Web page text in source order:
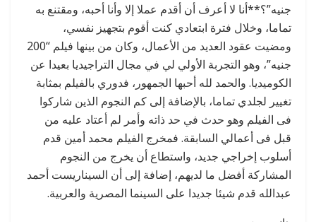
جنيه”؟**أنا لا أعرف أن أقدم عملا إلا وأنا أحبه، ومقتنع به
تماما، وخلال فترة ابتعادي كنت أقوم بتجهيز نفسي،
ومضيت عقود العديد من الأعمال، وكان من بينها فيلم “200
جنيه”، وهو التجربة الأولي لي في مجال التراجيديا بعيدا عن
الكوميديا. والحمد لله أحبها الجمهور، فدوري بالفيلم بمثابة
تغيير لجلدي تماما، بالإضافة إلى كم النجوم الذين شاركوا
فى الفيلم وهو حدث في حد ذاته وأمر لم أعتاد عليه من
قبل فى أعمالي السابقة. فمخرج الفيلم محمد أمين قدم
أسلوب إخراجي جديد، واستطاع أن يخرج من النجوم
المشاركة أفضل ما لديهم، إضافة إلى أن السيناريست أحمد
عبدالله قدم شيئا جديدا على السينما المصرية والعربية.